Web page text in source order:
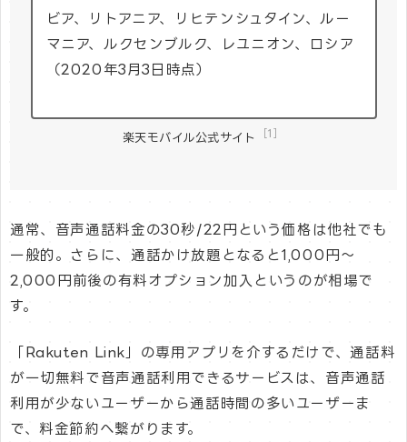
ビア、リトアニア、リヒテンシュタイン、ルー
マニア、ルクセンブルク、レユニオン、ロシア
（2020年3月3日時点）
楽天モバイル公式サイト ［1］
通常、音声通話料金の30秒/22円という価格は他社でも
一般的。さらに、通話かけ放題となると1,000円〜
2,000円前後の有料オプション加入というのが相場で
す。
「Rakuten Link」の専用アプリを介するだけで、通話料
が一切無料で音声通話利用できるサービスは、音声通話
利用が少ないユーザーから通話時間の多いユーザーま
で、料金節約へ繋がります。